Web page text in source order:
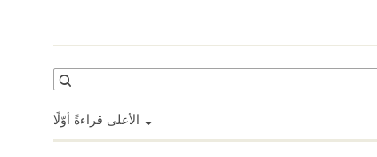
الأعلى قراءةً أوّلًا